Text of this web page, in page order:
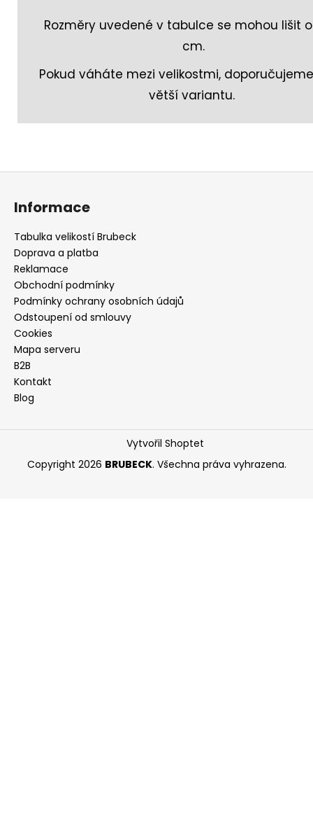
Rozměry uvedené v tabulce se mohou lišit
cm.
Pokud váháte mezi velikostmi,
větší variantu.
Informace
Tabulka velikostí Brubeck
Doprava a platba
Reklamace
Obchodní podmínky
Podmínky ochrany osobních údajů
Odstoupení od smlouvy
Cookies
Mapa serveru
B2B
Kontakt
Blog
Vytvořil Shoptet
Copyright 2026 BRUBECK. Všechna práva vyhrazena.